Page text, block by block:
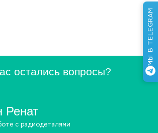
остались вопросы?
Ренат
с радиодеталями
МЫ В TELEGRAM